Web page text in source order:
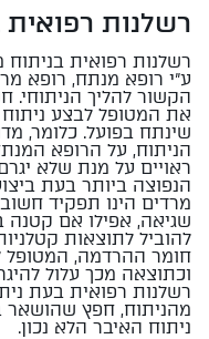
רשלנות רפואית
רשלנות רפואית
ע"י רופא מנתח, רופא
הקשור להליך
את המטופל לבצע ניתוח
שינתח בפועל. כלומר,
הניתוח, על הרופא
ראויים על מנת שלא
הנפוצה ביותר בעת
מרדים הינו תפקיד
שגיאה, אפילו אם קטנה
להוביל לתוצאות
חומר ההרדמה, המטופל
וכתוצאה מכך עלול
רשלנות רפואית בעת
מהניתוח, חפץ שהושאר
ניתוח האיבר הלא נכון.